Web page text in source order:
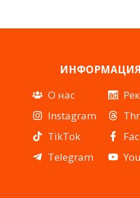
О нас
Instagram
TikTok
Telegram